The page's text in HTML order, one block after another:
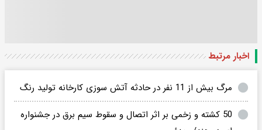
اخبار مرتبط
مرگ بیش از 11 نفر در حادثه آتش سوزی کارخانه تولید رنگ
50 کشته و زخمی بر اثر اتصال و سقوط سیم برق در جشنواره